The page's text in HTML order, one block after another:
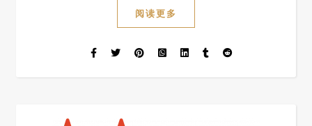
阅读更多